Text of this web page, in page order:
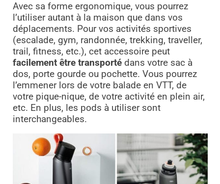
Avec sa forme ergonomique, vous pourrez
l’utiliser autant à la maison que dans vos
déplacements. Pour vos activités sportives
(escalade, gym, randonnée, trekking, traveller,
trail, fitness, etc.), cet accessoire peut
facilement être transportédans votre sac à
dos, porte gourde ou pochette. Vous pourrez
l’emmener lors de votre balade en VTT, de
votre pique-nique, de votre activité en plein air,
etc. En plus, les pods à utiliser sont
interchangeables.